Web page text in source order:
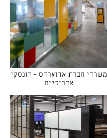
משרדי חברת אדוארדס - דונסקי
אדריכלים